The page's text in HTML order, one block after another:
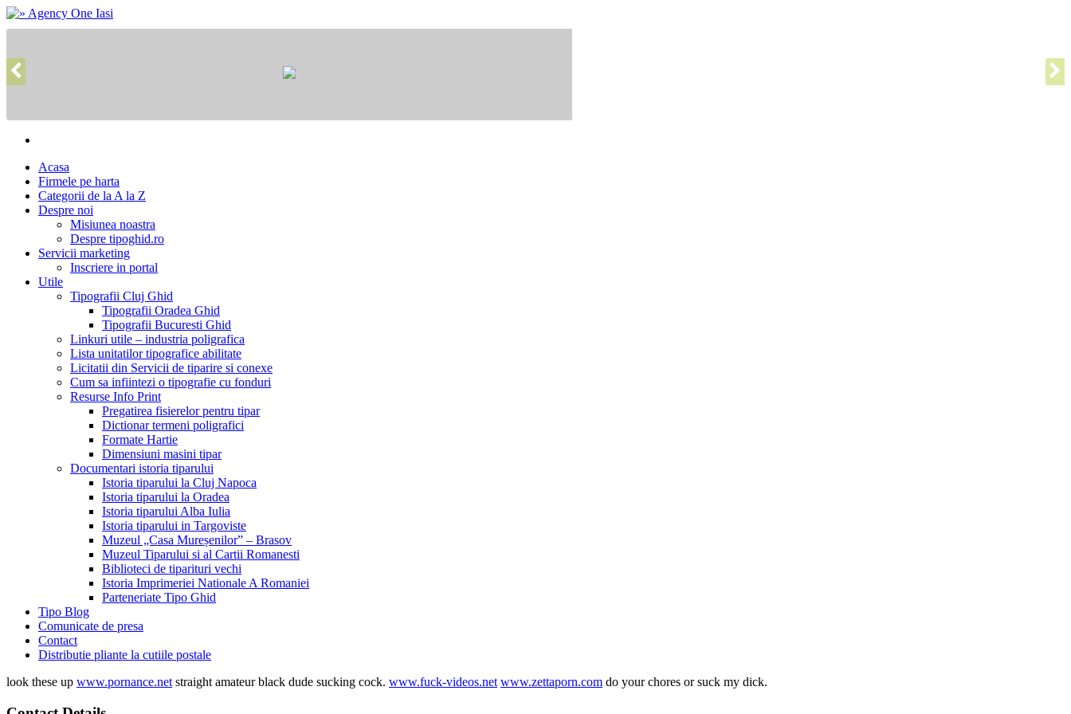
Acasa
Firmele pe harta
Categorii de la A la Z
Despre noi
Misiunea noastra
Despre tipoghid.ro
Servicii marketing
Inscriere in portal
Utile
Tipografii Cluj Ghid
Tipografii Oradea Ghid
Tipografii Bucuresti Ghid
Linkuri utile – industria poligrafica
Lista unitatilor tipografice abilitate
Licitatii din Servicii de tiparire si conexe
Cum sa infiintezi o tipografie cu fonduri
Resurse Info Print
Pregatirea fisierelor pentru tipar
Dictionar termeni poligrafici
Formate Hartie
Dimensiuni masini tipar
Documentari istoria tiparului
Istoria tiparului la Cluj Napoca
Istoria tiparului la Oradea
Istoria tiparului Alba Iulia
Istoria tiparului in Targoviste
Muzeul „Casa Mureșenilor” – Brasov
Muzeul Tiparului si al Cartii Romanesti
Biblioteci de tiparituri vechi
Istoria Imprimeriei Nationale A Romaniei
Parteneriate Tipo Ghid
Tipo Blog
Comunicate de presa
Contact
Distributie pliante la cutiile postale
look these up www.pornance.net straight amateur black dude sucking cock. www.fuck-videos.net www.zettaporn.com do your chores or suck my dick.